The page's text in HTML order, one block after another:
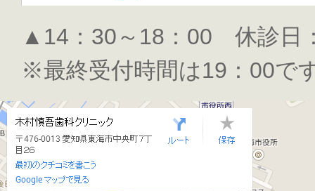
▲14：30～18：00 休診日
※最終受付時間は19：00で